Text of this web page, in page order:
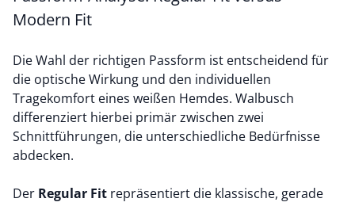
Modern Fit
Die Wahl der richtigen Passform ist entscheidend für
die optische Wirkung und den individuellen
Tragekomfort eines weißen Hemdes. Walbusch
differenziert hierbei primär zwischen zwei
Schnittführungen, die unterschiedliche Bedürfnisse
abdecken.
Der Regular Fit repräsentiert die klassische, gerade